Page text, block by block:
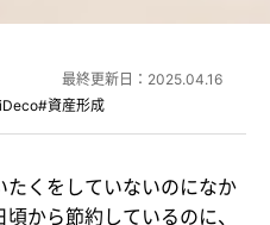
#資産形成
最終更新日： 2025.04.16
くをしていないのになか
から節約しているのに、